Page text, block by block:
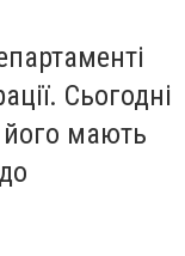
Сьогодні
його мають